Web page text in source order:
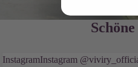
InstagramInstagram